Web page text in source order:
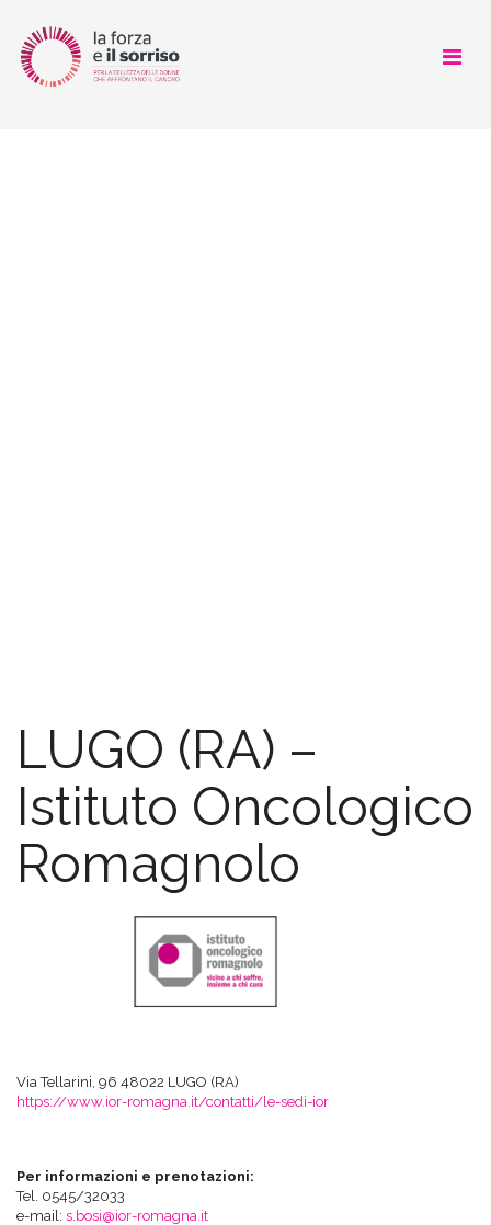
LUGO (RA) –
Istituto Oncologico
Romagnolo
Via Tellarini, 96 48022 LUGO (RA)
https://www.ior-romagna.it/contatti/le-sedi-ior
Per informazioni e prenotazioni:
Tel. 0545/32033
e-mail: s.bosi@ior-romagna.it